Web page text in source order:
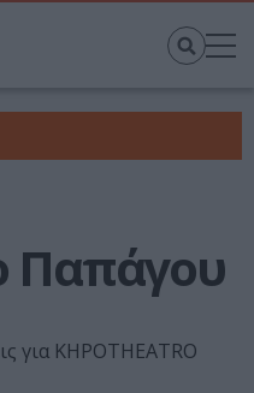
Παπάγου
για KHPOTHEATRO